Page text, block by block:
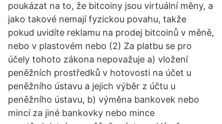
poukázat na to, že bitcoiny jsou virtuální měny, a
jako takové nemají fyzickou povahu, takže
pokud uvidíte reklamu na prodej bitcoinů v měně,
nebo v plastovém nebo (2) Za platbu se pro
účely tohoto zákona nepovažuje a) vložení
peněžních prostředků v hotovosti na účet u
peněžního ústavu a jejich výběr z účtu u
peněžního ústavu, b) výměna bankovek nebo
mincí za jiné bankovky nebo mince